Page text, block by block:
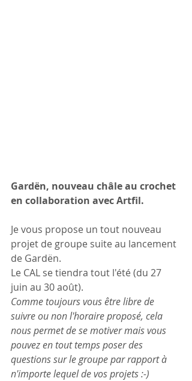
Gardën, nouveau châle au crochet
en collaboration avec Artfil.
Je vous propose un tout nouveau
projet de groupe suite au lancement
de Gardën.
Le CAL se tiendra tout l'été (du 27
juin au 30 août).
Comme toujours vous être libre de
suivre ou non l'horaire proposé, cela
nous permet de se motiver mais vous
pouvez en tout temps poser des
questions sur le groupe par rapport à
n'importe lequel de vos projets :-)